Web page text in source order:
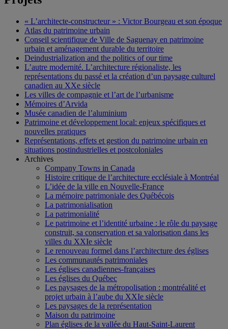
« L’architecte-constructeur » : Victor Bourgeau et son époque
Atlas du patrimoine urbain
Conseil scientifique de Ville de Saguenay en patrimoine
urbain et aménagement durable du territoire
Deindustrialization and the politics of our time
L’autre modernité. L’architecture régionaliste, les
représentations du passé et la création d’un paysage culturel
canadien au XXe siècle
Les villes de compagnie et l’art de l’urbanisme
Mémoires d’Arvida
Musée canadien de l’aluminium
Patrimoine et développement local: enjeux spécifiques et
nouvelles pratiques
Représentations, effets et gestion du patrimoine urbain en
situations postindustrielles et postcoloniales
Archives
Company Towns in Canada
Histoire critique de l’architecture ecclésiale à Montréal
L’idée de la ville en Nouvelle-France
La mémoire patrimoniale des Québécois
La patrimonialisation
La patrimonialité
Le patrimoine et l’identité urbaine : le rôle du paysage
construit, sa conservation et sa valorisation dans les
villes du XXIe siècle
Le renouveau formel dans l’architecture des églises
Les communautés patrimoniales
Les églises canadiennes-françaises
Les églises du Québec
Les paysages de la métropolisation : montréalité et
projet urbain à l’aube du XXIe siècle
Les paysages de la représentation
Maison du patrimoine
Plan églises de la vallée du Haut-Saint-Laurent